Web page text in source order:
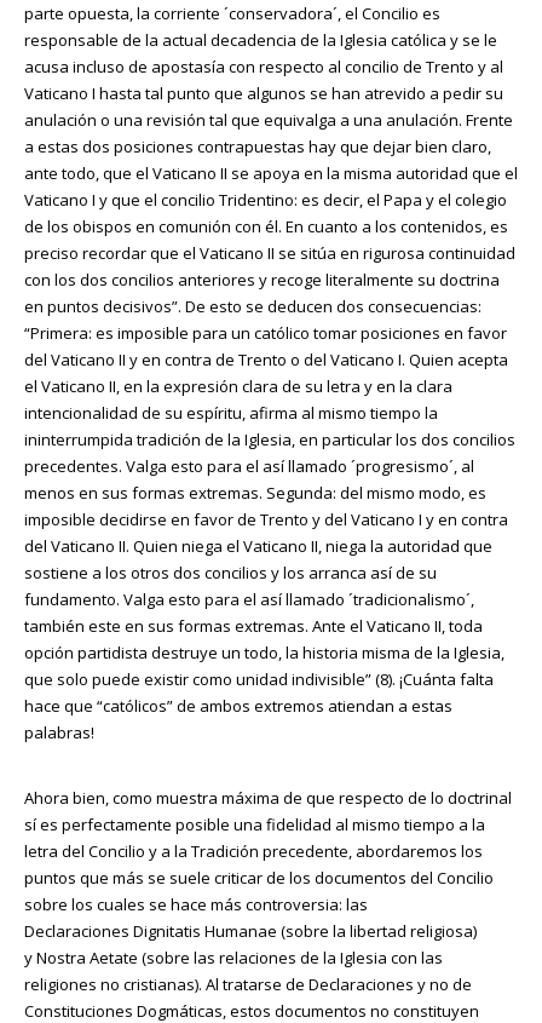
parte opuesta, la corriente ´conservadora´, el Concilio es
responsable de la actual decadencia de la Iglesia católica y se le
acusa incluso de apostasía con respecto al concilio de Trento y al
Vaticano I hasta tal punto que algunos se han atrevido a pedir su
anulación o una revisión tal que equivalga a una anulación. Frente
a estas dos posiciones contrapuestas hay que dejar bien claro,
ante todo, que el Vaticano II se apoya en la misma autoridad que el
Vaticano I y que el concilio Tridentino: es decir, el Papa y el colegio
de los obispos en comunión con él. En cuanto a los contenidos, es
preciso recordar que el Vaticano II se sitúa en rigurosa continuidad
con los dos concilios anteriores y recoge literalmente su doctrina
en puntos decisivos”. De esto se deducen dos consecuencias:
“Primera: es imposible para un católico tomar posiciones en favor
del Vaticano II y en contra de Trento o del Vaticano I. Quien acepta
el Vaticano II, en la expresión clara de su letra y en la clara
intencionalidad de su espíritu, afirma al mismo tiempo la
ininterrumpida tradición de la Iglesia, en particular los dos concilios
precedentes. Valga esto para el así llamado ´progresismo´, al
menos en sus formas extremas. Segunda: del mismo modo, es
imposible decidirse en favor de Trento y del Vaticano I y en contra
del Vaticano II. Quien niega el Vaticano II, niega la autoridad que
sostiene a los otros dos concilios y los arranca así de su
fundamento. Valga esto para el así llamado ´tradicionalismo´,
también este en sus formas extremas. Ante el Vaticano II, toda
opción partidista destruye un todo, la historia misma de la Iglesia,
que solo puede existir como unidad indivisible” (8). ¡Cuánta falta
hace que “católicos” de ambos extremos atiendan a estas
palabras!
Ahora bien, como muestra máxima de que respecto de lo doctrinal
sí es perfectamente posible una fidelidad al mismo tiempo a la
letra del Concilio y a la Tradición precedente, abordaremos los
puntos que más se suele criticar de los documentos del Concilio
sobre los cuales se hace más controversia: las
Declaraciones Dignitatis Humanae (sobre la libertad religiosa)
y Nostra Aetate (sobre las relaciones de la Iglesia con las
religiones no cristianas). Al tratarse de Declaraciones y no de
Constituciones Dogmáticas, estos documentos no constituyen